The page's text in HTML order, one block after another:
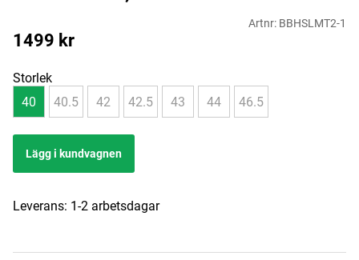
Artnr: BBHSLMT2-1
1499 kr
Storlek
40
40.5 42 42.5 43 44 46.5
Lägg i kundvagnen
Leverans: 1-2 arbetsdagar